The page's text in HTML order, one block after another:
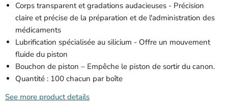
Corps transparent et gradations audacieuses - Précision
claire et précise de la préparation et de l'administration des
médicaments
Lubrification spécialisée au silicium - Offre un mouvement
fluide du piston
Bouchon de piston – Empêche le piston de sortir du canon.
Quantité : 100 chacun par boîte
See more product details